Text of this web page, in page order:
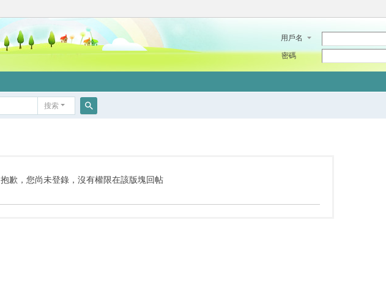
用戶名
密碼
搜索
抱歉，您尚未登錄，沒有權限在該版塊回帖